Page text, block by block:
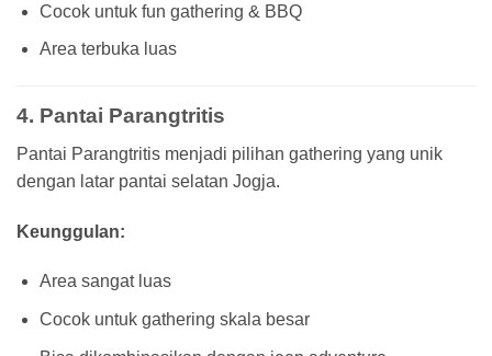
Cocok untuk fun gathering & BBQ
Area terbuka luas
4. Pantai Parangtritis
Pantai Parangtritis menjadi pilihan gathering yang unik
dengan latar pantai selatan Jogja.
Keunggulan:
Area sangat luas
Cocok untuk gathering skala besar